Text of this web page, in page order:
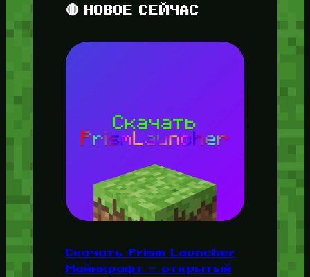
🔴 НОВОЕ СЕЙЧАС
Скачать Prism Launcher
Майнкрафт — открытый